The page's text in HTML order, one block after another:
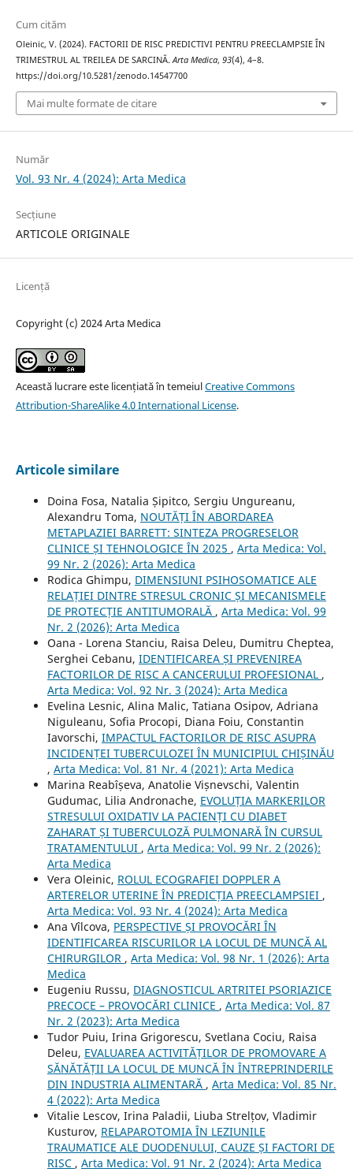
Cum cităm
Oleinic, V. (2024). FACTORII DE RISC PREDICTIVI PENTRU PREECLAMPSIE ÎN
TRIMESTRUL AL TREILEA DE SARCINĂ.Arta Medica, 93(4), 4–8.
https://doi.org/10.5281/zenodo.14547700
Mai multe formate de citare
Număr
Vol. 93 Nr. 4 (2024): Arta Medica
Secțiune
ARTICOLE ORIGINALE
Licență
Copyright (c) 2024 Arta Medica
Această lucrare este licențiată în temeiulCreative Commons
Attribution-ShareAlike 4.0 International License.
Articole similare
Doina Fosa, Natalia Șipitco, Sergiu Ungureanu,
Alexandru Toma, NOUTĂȚI ÎN ABORDAREA
METAPLAZIEI BARRETT: SINTEZA PROGRESELOR
CLINICE ȘI TEHNOLOGICE ÎN 2025 , Arta Medica: Vol.
99 Nr. 2 (2026): Arta Medica
Rodica Ghimpu, DIMENSIUNI PSIHOSOMATICE ALE
RELAȚIEI DINTRE STRESUL CRONIC ȘI MECANISMELE
DE PROTECȚIE ANTITUMORALĂ , Arta Medica: Vol. 99
Nr. 2 (2026): Arta Medica
Oana - Lorena Stanciu, Raisa Deleu, Dumitru Cheptea,
Serghei Cebanu, IDENTIFICAREA ȘI PREVENIREA
FACTORILOR DE RISC A CANCERULUI PROFESIONAL ,
Arta Medica: Vol. 92 Nr. 3 (2024): Arta Medica
Evelina Lesnic, Alina Malic, Tatiana Osipov, Adriana
Niguleanu, Sofia Procopi, Diana Foiu, Constantin
Iavorschi, IMPACTUL FACTORILOR DE RISC ASUPRA
INCIDENȚEI TUBERCULOZEI ÎN MUNICIPIUL CHIȘINĂU
, Arta Medica: Vol. 81 Nr. 4 (2021): Arta Medica
Marina Reabîșeva, Anatolie Vișnevschi, Valentin
Gudumac, Lilia Andronache, EVOLUȚIA MARKERILOR
STRESULUI OXIDATIV LA PACIENȚI CU DIABET
ZAHARAT ȘI TUBERCULOZĂ PULMONARĂ ÎN CURSUL
TRATAMENTULUI , Arta Medica: Vol. 99 Nr. 2 (2026):
Arta Medica
Vera Oleinic, ROLUL ECOGRAFIEI DOPPLER A
ARTERELOR UTERINE ÎN PREDICȚIA PREECLAMPSIEI ,
Arta Medica: Vol. 93 Nr. 4 (2024): Arta Medica
Ana Vîlcova, PERSPECTIVE ȘI PROVOCĂRI ÎN
IDENTIFICAREA RISCURILOR LA LOCUL DE MUNCĂ AL
CHIRURGILOR , Arta Medica: Vol. 98 Nr. 1 (2026): Arta
Medica
Eugeniu Russu, DIAGNOSTICUL ARTRITEI PSORIAZICE
PRECOCE – PROVOCĂRI CLINICE , Arta Medica: Vol. 87
Nr. 2 (2023): Arta Medica
Tudor Puiu, Irina Grigorescu, Svetlana Cociu, Raisa
Deleu, EVALUAREA ACTIVITĂȚILOR DE PROMOVARE A
SĂNĂTĂȚII LA LOCUL DE MUNCĂ ÎN ÎNTREPRINDERILE
DIN INDUSTRIA ALIMENTARĂ , Arta Medica: Vol. 85 Nr.
4 (2022): Arta Medica
Vitalie Lescov, Irina Paladii, Liuba Strelțov, Vladimir
Kusturov, RELAPAROTOMIA ÎN LEZIUNILE
TRAUMATICE ALE DUODENULUI, CAUZE ȘI FACTORI DE
RISC , Arta Medica: Vol. 91 Nr. 2 (2024): Arta Medica